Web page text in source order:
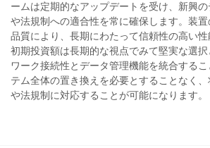
ームは定期的なアップデートを受け、新興
や法規制への適合性を常に確保します。装
品質により、長期にわたって信頼性の高い性
初期投資額は長期的な視点でみて堅実な選
ワーク接続性とデータ管理機能を統合する
テム全体の置き換えを必要とすることなく
や法規制に対応することが可能になります。